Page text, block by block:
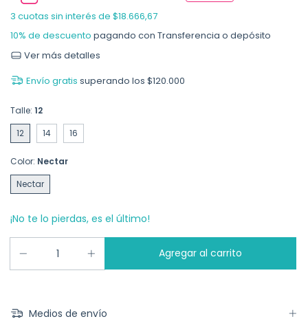
3 cuotas sin interés de $18.666,67
10% de descuento pagando con Transferencia o depósito
Ver más detalles
Envío gratis superando los $120.000
Talle: 12
12
14 16
Color: Nectar
Nectar
¡No te lo pierdas, es el último!
Medios de envío